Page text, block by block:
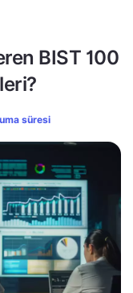
BIST 100
süresi